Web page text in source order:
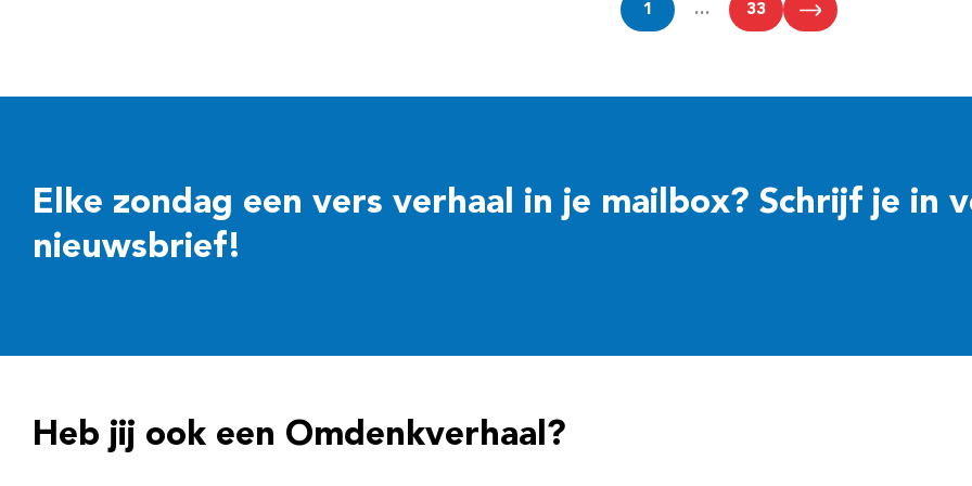
1 … 33
Elke zondag een vers verhaal in je mailbox? Schrijf je in
nieuwsbrief!
Heb jij ook een Omdenkverhaal?